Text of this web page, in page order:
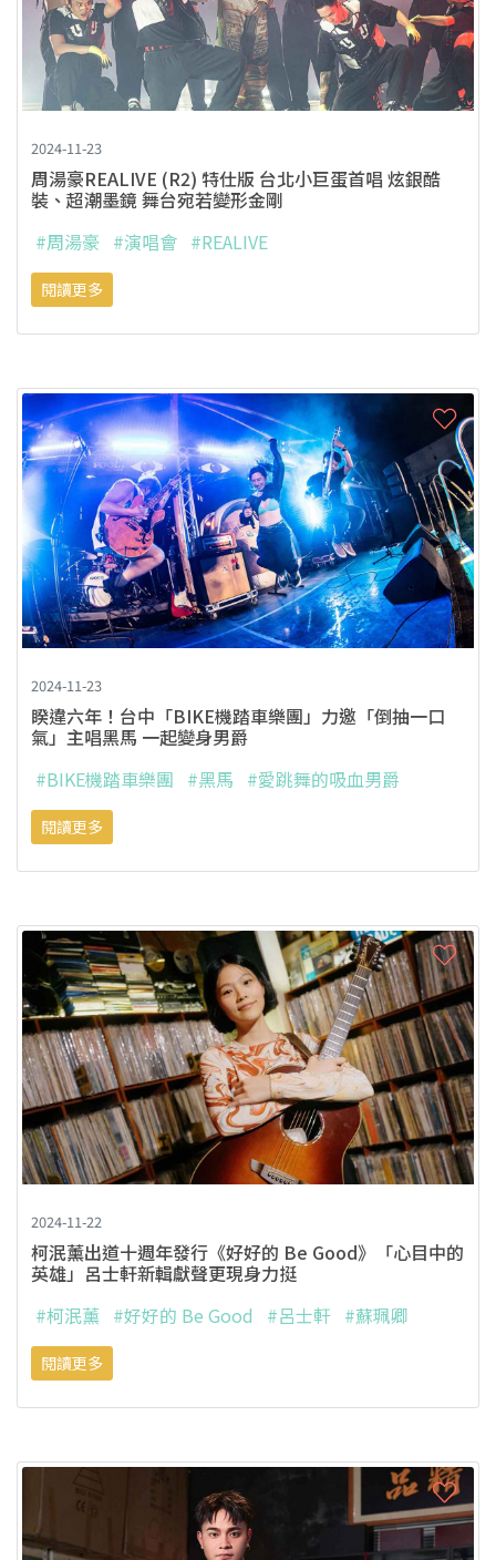
2024-11-23
周湯豪REALIVE (R2) 特仕版 台北小巨蛋首唱 炫銀酷
裝、超潮墨鏡 舞台宛若變形金剛
#周湯豪 #演唱會 #REALIVE
閱讀更多
2024-11-23
睽違六年！台中「BIKE機踏車樂團」力邀「倒抽一口
氣」主唱黑馬 一起變身男爵
#BIKE機踏車樂團 #黑馬 #愛跳舞的吸血男爵
閱讀更多
2024-11-22
柯泯薰出道十週年發行《好好的 Be Good》「心目中的
英雄」呂士軒新輯獻聲更現身力挺
#柯泯薰 #好好的 Be Good #呂士軒 #蘇珮卿
閱讀更多